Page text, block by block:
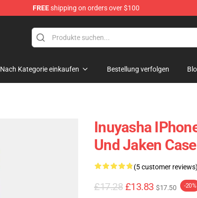
FREEshipping on orders over $100
Nach Kategorie einkaufen Bestellung verfolgen
Inuyasha
Und Jaken
(5 customer reviews)
£17.28 £13.83 $17.50 -20%